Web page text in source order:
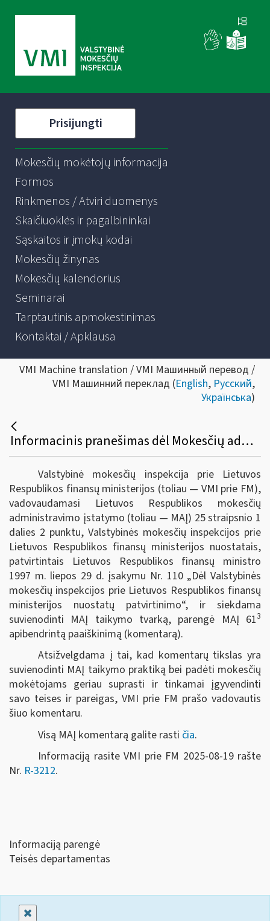
Prisijungti
Mokesčių mokėtojų informacija
Formos
Rinkmenos / Atviri duomenys
Skaičiuoklės ir pagalbininkai
Sąskaitos ir įmokų kodai
Mokesčių žinynas
Mokesčių kalendorius
Seminarai
Tarptautinis apmokestinimas
Kontaktai / Apklausa
VMI Machine translation / VMI Машинный перевод /
VMI Машинний переклад (English, Русский,
Українська)
Informacinis pranešimas dėl Mokesčių administravimo įstatymo 61-3 straipsnio apibendrinto paaiškinimo (komentaro)
Valstybinė mokesčių inspekcija prie Lietuvos
Respublikos finansų ministerijos (toliau — VMI prie FM),
vadovaudamasi Lietuvos Respublikos mokesčių
administravimo įstatymo (toliau — MAĮ) 25 straipsnio 1
dalies 2 punktu, Valstybinės mokesčių inspekcijos prie
Lietuvos Respublikos finansų ministerijos nuostatais,
patvirtintais Lietuvos Respublikos finansų ministro
1997 m. liepos 29 d. įsakymu Nr. 110 „Dėl Valstybinės
mokesčių inspekcijos prie Lietuvos Respublikos finansų
ministerijos nuostatų patvirtinimo“, ir siekdama
suvienodinti MAĮ taikymo tvarką, parengė MAĮ 613
apibendrintą paaiškinimą (komentarą).
Atsižvelgdama į tai, kad komentarų tikslas yra
suvienodinti MAĮ taikymo praktiką bei padėti mokesčių
mokėtojams geriau suprasti ir tinkamai įgyvendinti
savo teises ir pareigas, VMI prie FM prašo vadovautis
šiuo komentaru.
Visą MAĮ komentarą galite rasti čia.
Informaciją rasite VMI prie FM 2025-08-19 rašte
Nr. R-3212.
Informaciją parengė
Teisės departamentas